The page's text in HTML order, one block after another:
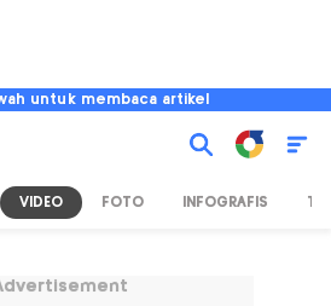
untuk membaca artikel
VIDEO FOTO INFOGRAFIS TV